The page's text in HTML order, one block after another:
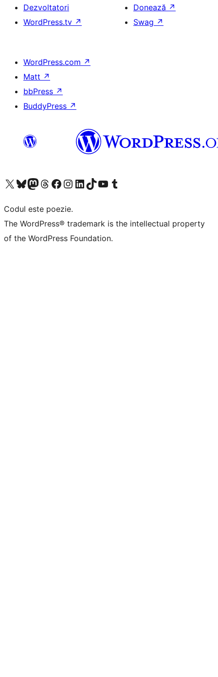
Dezvoltatori
WordPress.tv ↗
Donează ↗
Swag ↗
WordPress.com ↗
Matt ↗
bbPress ↗
BuddyPress ↗
Mergi la contul nostru X (fost Twitter)
Vizitează contul nostru Bluesky
Vizitează contul nostru Mastodon
Vizitează contul nostru Threads
Vizitează pagina noastră Facebook
Vizitează-ne pe Instagram
Vizitează-ne pe LinkedIn
Vizitează contul nostru TikTok
Vizitează canalul nostru YouTube
Vizitează contul nostru Tumblr
Codul este poezie.
The WordPress® trademark is the intellectual property
of the WordPress Foundation.